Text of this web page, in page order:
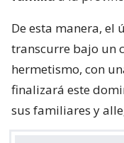
De esta manera, el
transcurre bajo un
hermetismo, con
finalizará este
sus familiares y